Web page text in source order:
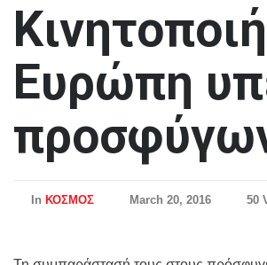
Ευρώπη
In ΚΟΣΜΟΣ March 20, 2016 50